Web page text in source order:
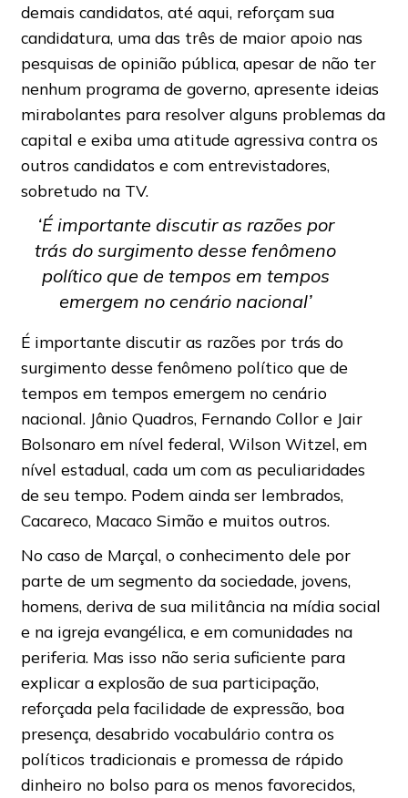
demais candidatos, até aqui, reforçam sua
candidatura, uma das três de maior apoio nas
pesquisas de opinião pública, apesar de não ter
nenhum programa de governo, apresente ideias
mirabolantes para resolver alguns problemas da
capital e exiba uma atitude agressiva contra os
outros candidatos e com entrevistadores,
sobretudo na TV.
‘É importante discutir as razões por
trás do surgimento desse fenômeno
político que de tempos em tempos
emergem no cenário nacional’
É importante discutir as razões por trás do
surgimento desse fenômeno político que de
tempos em tempos emergem no cenário
nacional. Jânio Quadros, Fernando Collor e Jair
Bolsonaro em nível federal, Wilson Witzel, em
nível estadual, cada um com as peculiaridades
de seu tempo. Podem ainda ser lembrados,
Cacareco, Macaco Simão e muitos outros.
No caso de Marçal, o conhecimento dele por
parte de um segmento da sociedade, jovens,
homens, deriva de sua militância na mídia social
e na igreja evangélica, e em comunidades na
periferia. Mas isso não seria suficiente para
explicar a explosão de sua participação,
reforçada pela facilidade de expressão, boa
presença, desabrido vocabulário contra os
políticos tradicionais e promessa de rápido
dinheiro no bolso para os menos favorecidos,